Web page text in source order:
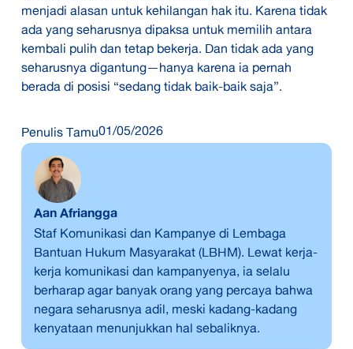
menjadi alasan untuk kehilangan hak itu. Karena tidak
ada yang seharusnya dipaksa untuk memilih antara
kembali pulih dan tetap bekerja. Dan tidak ada yang
seharusnya digantung—hanya karena ia pernah
berada di posisi “sedang tidak baik-baik saja”.
Penulis Tamu01/05/2026
Aan Afriangga
Staf Komunikasi dan Kampanye di Lembaga
Bantuan Hukum Masyarakat (LBHM). Lewat kerja-
kerja komunikasi dan kampanyenya, ia selalu
berharap agar banyak orang yang percaya bahwa
negara seharusnya adil, meski kadang-kadang
kenyataan menunjukkan hal sebaliknya.